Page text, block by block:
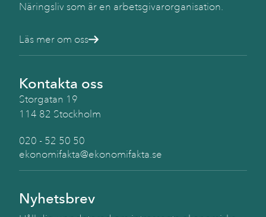
Näringsliv som är en arbetsgivarorganisation.
Läs mer om oss
Kontakta oss
Storgatan 19
114 82 Stockholm
020 - 52 50 50
ekonomifakta@ekonomifakta.se
Nyhetsbrev